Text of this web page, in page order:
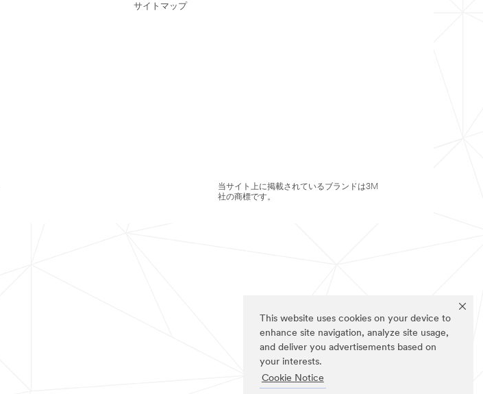
This website uses cookies on your device to
enhance site navigation, analyze site usage,
and deliver you advertisements based on
your interests.
Cookie Notice
サイトマップ
当サイト上に掲載されているブランドは3M
社の商標です。